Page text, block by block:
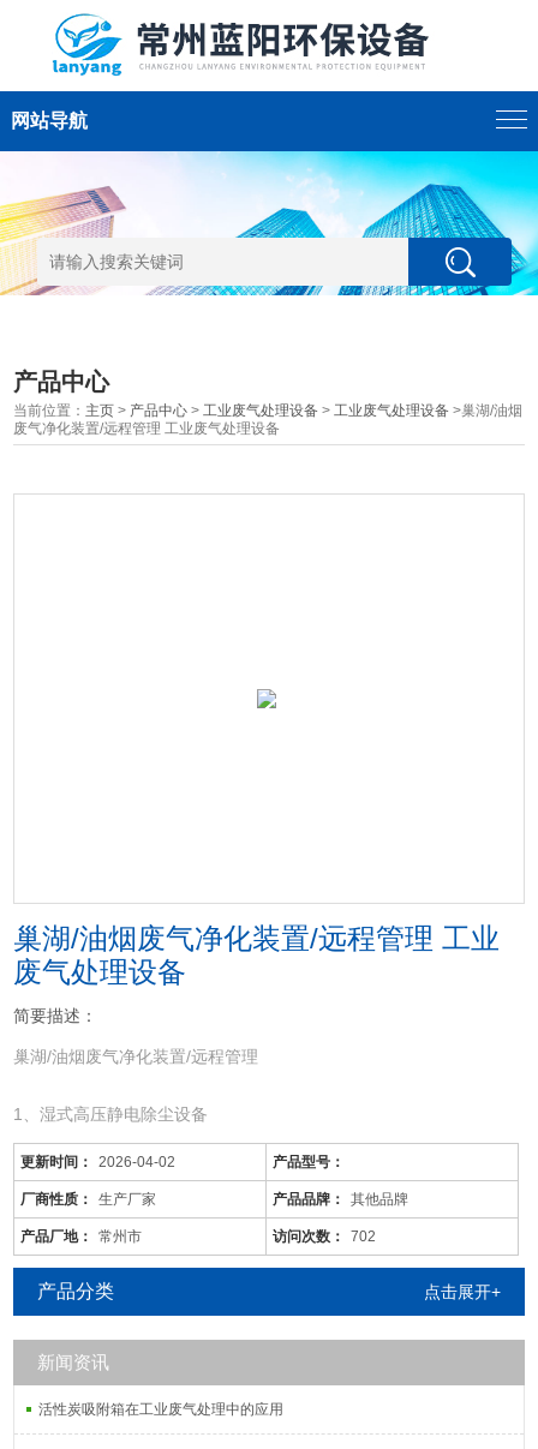
网站导航
产品中心
当前位置： 主页 > 产品中心 >工业废气处理设备 >工业废气处理设备 >巢湖/油烟
废气净化装置/远程管理 工业废气处理设备
巢湖/油烟废气净化装置/远程管理 工业
废气处理设备
简要描述：
巢湖/油烟废气净化装置/远程管理
1、湿式高压静电除尘设备
巢湖/油烟废气净化装置/远程管理
更新时间： 2026-04-02 产品型号：
厂商性质： 生产厂家 产品品牌： 其他品牌
产品厂地： 常州市 访问次数： 702
产品分类 点击展开+
新闻资讯
活性炭吸附箱在工业废气处理中的应用